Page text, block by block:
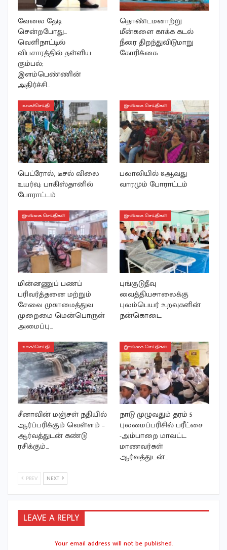
வேலை தேடி
சென்றபோது…
வெளிநாட்டில்
விபசாரத்தில் தள்ளிய
கும்பல்;
இளம்பெண்ணின்
அதிர்ச்சி…
தொண்டமனாற்று
மீன்களை காக்க கடல்
நீரை திறந்துவிடுமாறு
கோரிக்கை
உலகச்செய்தி
பெட்ரோல், டீசல் விலை
உயர்வு; பாகிஸ்தானில்
போராட்டம்
இலங்கை செய்திகள்
பலாலியில் 8ஆவது
வாரமும் போராட்டம்
இலங்கை செய்திகள்
மின்னணுப் பணப்
பரிவர்த்தனை மற்றும்
சேவை முகாமைத்துவ
முறைமை மென்பொருள்
அமைப்பு…
இலங்கை செய்திகள்
புங்குடுதீவு
வைத்தியசாலைக்கு
புலம்பெயர் உறவுகளின்
நன்கொடை
உலகச்செய்தி
சீனாவின் மஞ்சள் நதியில்
ஆர்ப்பரிக்கும் வெள்ளம் –
ஆர்வத்துடன் கண்டு
ரசிக்கும்…
இலங்கை செய்திகள்
நாடு முழுவதும் தரம் 5
புலமைப்பரிசில் பரீட்சை
-அம்பாறை மாவட்ட
மாணவர்கள்
ஆர்வத்துடன்…
PREV NEXT
LEAVE A REPLY
Your email address will not be published.